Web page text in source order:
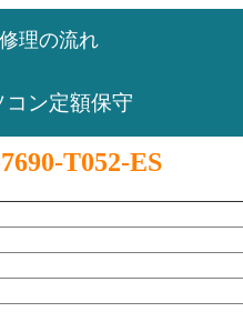
修理の流れ
コン定額保守
T052-ES